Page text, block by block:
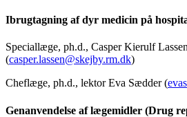
Ibrugtagning af dyr medicin på
Speciallæge, ph.d., Casper Kierulf Lassen
(casper.lassen@skejby.rm.dk)
Cheflæge, ph.d., lektor Eva Sædder (
Genanvendelse af lægemidler (Drug